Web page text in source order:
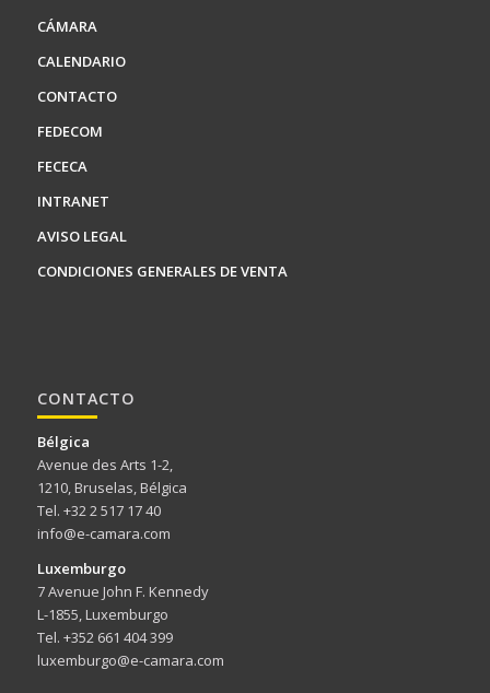
CÁMARA
CALENDARIO
CONTACTO
FEDECOM
FECECA
INTRANET
AVISO LEGAL
CONDICIONES GENERALES DE VENTA
CONTACTO
Bélgica
Avenue des Arts 1-2,
1210, Bruselas, Bélgica
Tel. +32 2 517 17 40
info@e-camara.com
Luxemburgo
7 Avenue John F. Kennedy
L-1855, Luxemburgo
Tel. +352 661 404 399
luxemburgo@e-camara.com